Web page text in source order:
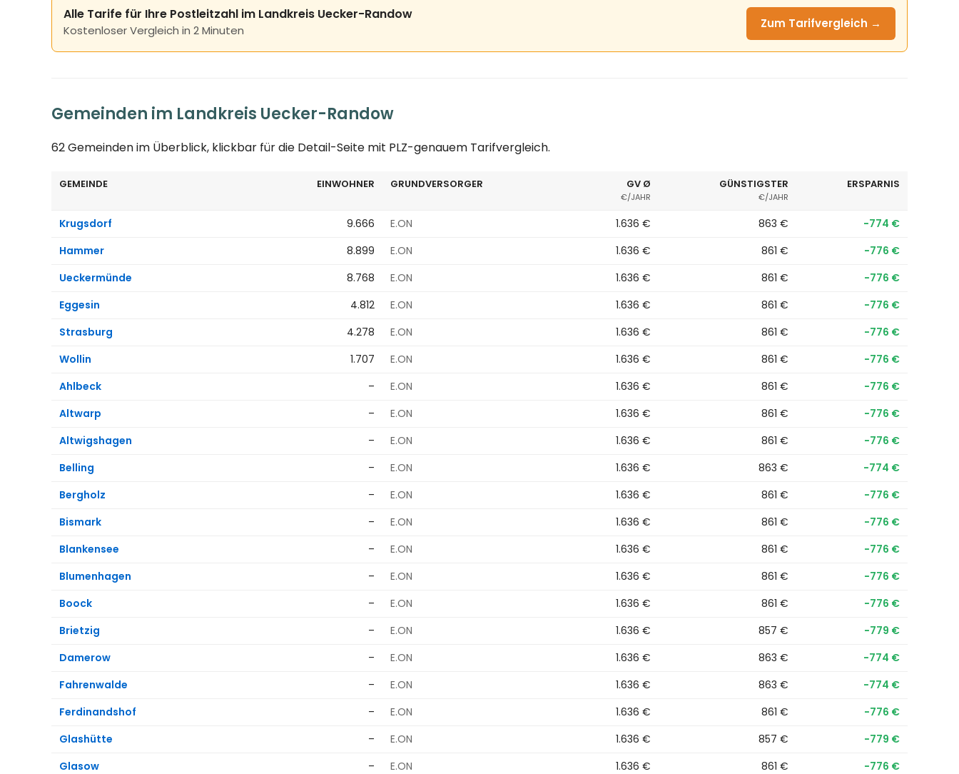
Alle Tarife für Ihre Postleitzahl im Landkreis Uecker-Randow
Kostenloser Vergleich in 2 Minuten Zum Tarifvergleich →
Gemeinden im Landkreis Uecker-Randow
62 Gemeinden im Überblick, klickbar für die Detail-Seite mit PLZ-genauem Tarifvergleich.
GEMEINDE EINWOHNER GRUNDVERSORGER GV Ø
€/JAHR
GÜNSTIGSTER
€/JAHR
ERSPARNIS
Krugsdorf 9.666 E.ON 1.636 € 863 €
−774 €
Hammer
8.899 E.ON 1.636 € 861 €
−776 €
Ueckermünde
8.768 E.ON 1.636 € 861 €
−776 €
Eggesin
4.812 E.ON 1.636 € 861 €
−776 €
Strasburg
4.278 E.ON 1.636 € 861 €
−776 €
Wollin
1.707 E.ON 1.636 € 861 €
−776 €
Ahlbeck
– E.ON 1.636 € 861 €
−776 €
Altwarp
– E.ON 1.636 € 861 €
−776 €
Altwigshagen
– E.ON 1.636 € 861 €
−776 €
Belling
– E.ON 1.636 € 863 €
−774 €
Bergholz
– E.ON 1.636 € 861 €
−776 €
Bismark
– E.ON 1.636 € 861 €
−776 €
Blankensee
– E.ON 1.636 € 861 €
−776 €
Blumenhagen
– E.ON 1.636 € 861 €
−776 €
Boock
– E.ON 1.636 € 861 €
−776 €
Brietzig
– E.ON 1.636 € 857 €
−779 €
Damerow
– E.ON 1.636 € 863 €
−774 €
Fahrenwalde
– E.ON 1.636 € 863 €
−774 €
Ferdinandshof
– E.ON 1.636 € 861 €
−776 €
Glashütte
– E.ON 1.636 € 857 €
−779 €
Glasow
– E.ON 1.636 € 861 € −776 €